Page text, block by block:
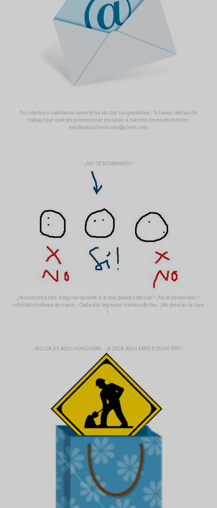
Escríbenos y cuéntanos como te ha ido con tus gestiones.- Si tienes ofertas de
trabajo que quieres promocionar envíalas a nuestro correo electrónico:
empleoaquihonduras@gmail.com
- ¡ NO TE DESANIMES ! -
¿No encontrastes ninguna vacante a la que puedas aplicar? ¡ No te desanimes !
inténtalo mañana de nuevo.- Cada día ingresan nuevas ofertas. ¡No pierdas la tuya
!.
- BOLSA DE AQUI HONDURAS...¡BUSCA AQUI EMPLEOS EN SPS!! -